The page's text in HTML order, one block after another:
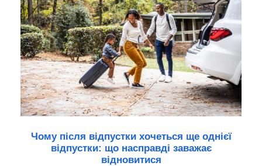
Чому після відпустки хочеться ще однієї
відпустки: що насправді заважає
відновитися